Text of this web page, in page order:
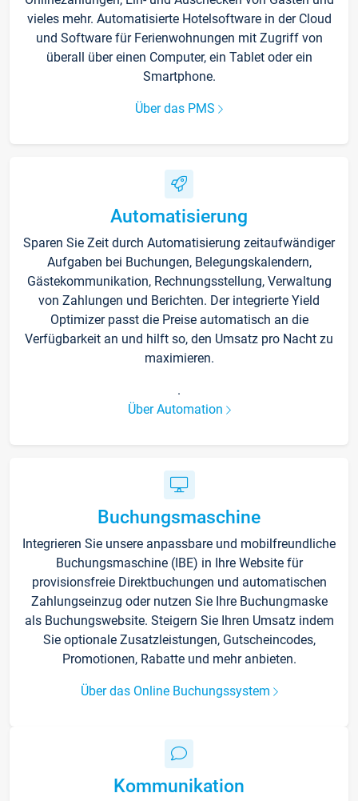
vieles mehr. Automatisierte Hotelsoftware in der Cloud
und Software für Ferienwohnungen mit Zugriff von
überall über einen Computer, ein Tablet oder ein
Smartphone.
Über das PMS
Automatisierung
Sparen Sie Zeit durch Automatisierung zeitaufwändiger
Aufgaben bei Buchungen, Belegungskalendern,
Gästekommunikation, Rechnungsstellung, Verwaltung
von Zahlungen und Berichten. Der integrierte Yield
Optimizer passt die Preise automatisch an die
Verfügbarkeit an und hilft so, den Umsatz pro Nacht zu
maximieren.
.
Über Automation
Buchungsmaschine
Integrieren Sie unsere anpassbare und mobilfreundliche
Buchungsmaschine (IBE) in Ihre Website für
provisionsfreie Direktbuchungen und automatischen
Zahlungseinzug oder nutzen Sie Ihre Buchungmaske
als Buchungswebsite. Steigern Sie Ihren Umsatz indem
Sie optionale Zusatzleistungen, Gutscheincodes,
Promotionen, Rabatte und mehr anbieten.
Über das Online Buchungssystem
Kommunikation